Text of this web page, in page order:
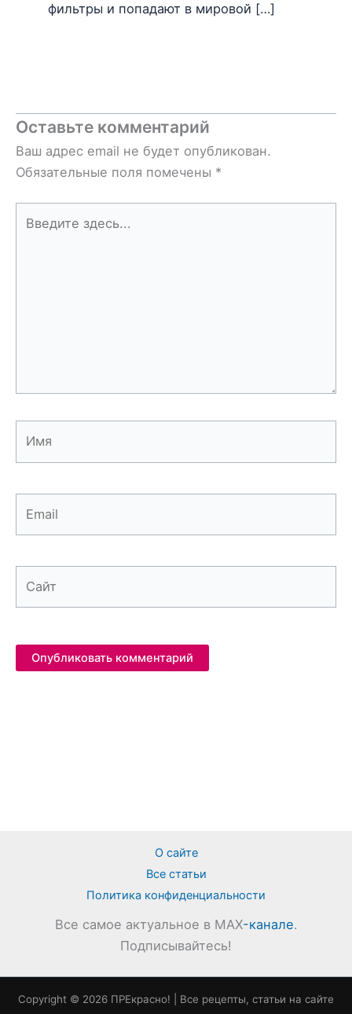
фильтры и попадают в мировой […]
Оставьте комментарий
Ваш адрес email не будет опубликован.
Обязательные поля помечены *
здесь...
О сайте
Все статьи
Политика конфиденциальности
Все самое актуальное в MAX-канале.
Подписывайтесь!
Copyright © 2026 ПРЕкрасно! | Все рецепты, статьи на сайте